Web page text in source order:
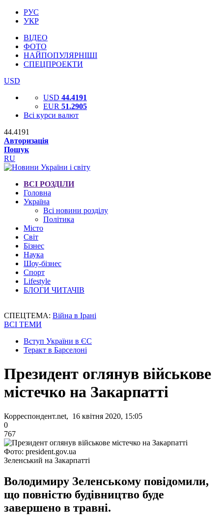
РУС
УКР
ВІДЕО
ФОТО
НАЙПОПУЛЯРНІШІ
СПЕЦПРОЕКТИ
USD
USD 44.4191
EUR 51.2905
Всі курси валют
44.4191
Авторизація
Пошук
RU
ВСІ РОЗДІЛИ
Головна
Україна
Всі новини розділу
Політика
Місто
Світ
Бізнес
Наука
Шоу-бізнес
Спорт
Lifestyle
БЛОГИ ЧИТАЧІВ
СПЕЦТЕМА: Війна в Ірані
ВСІ ТЕМИ
Вступ України в ЄС
Теракт в Барселоні
Президент оглянув військове
містечко на Закарпатті
Корреспондент.net, 16 квітня 2020, 15:05
0
767
Фото: president.gov.ua
Зеленський на Закарпатті
Володимиру Зеленському повідомили,
що повністю будівництво буде
завершено в травні.